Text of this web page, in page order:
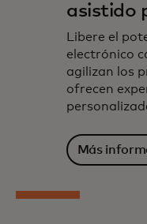
asistido
Libere el
electrónico
agilizan los
ofrecen
Más